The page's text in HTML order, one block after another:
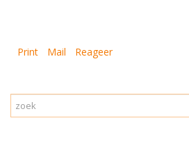
Print Mail Reageer